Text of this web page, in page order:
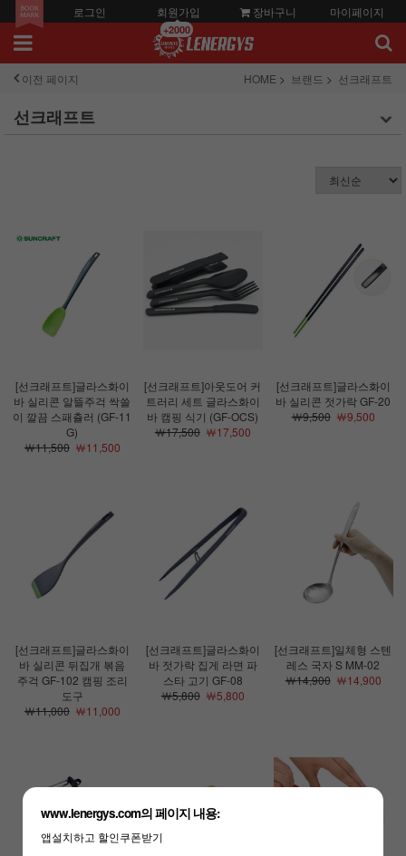
로그인 회원가입
+2000
장바구니 마이페이지
이전 페이지 HOME 브랜드 선크래프트
선크래프트
[선크래프트]글라스화이
바 실리콘 알뜰주걱 싹쓸
이 깔끔 스패츌러 (GF-11
G)
￦11,500￦11,500
[선크래프트]아웃도어 커
트러리 세트 글라스화이
바 캠핑 식기 (GF-OCS)
￦17,500￦17,500
[선크래프트]글라스화이
바 실리콘 젓가락 GF-20
￦9,500￦9,500
[선크래프트]글라스화이
바 실리콘 뒤집개 볶음
주걱 GF-102 캠핑 조리
도구
￦11,000￦11,000
[선크래프트]글라스화이
바 젓가락 집게 라면 파
스타 고기 GF-08
￦5,800￦5,800
[선크래프트]일체형 스텐
레스 국자 S MM-02
￦14,900￦14,900
www.lenergys.com의 페이지 내용:
앱설치하고 할인쿠폰받기